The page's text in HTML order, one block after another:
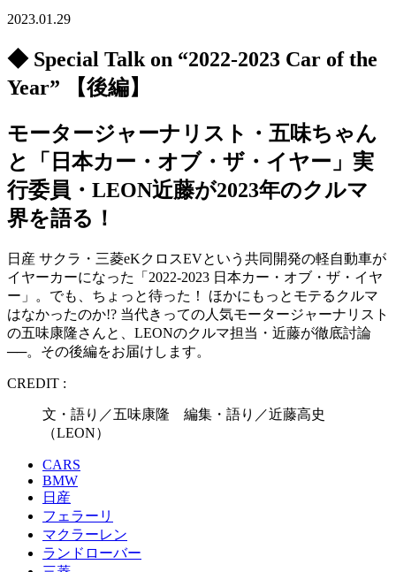
2023.01.29
◆ Special Talk on “2022-2023 Car of the
Year” 【後編】
モータージャーナリスト・五味ちゃん
と「日本カー・オブ・ザ・イヤー」実
行委員・LEON近藤が2023年のクルマ
界を語る！
日産 サクラ・三菱eKクロスEVという共同開発の軽自動車が
イヤーカーになった「2022-2023 日本カー・オブ・ザ・イヤ
ー」。でも、ちょっと待った！ ほかにもっとモテるクルマ
はなかったのか!? 当代きっての人気モータージャーナリスト
の五味康隆さんと、LEONのクルマ担当・近藤が徹底討論
──。その後編をお届けします。
CREDIT :
文・語り／五味康隆 編集・語り／近藤高史
（LEON）
CARS
BMW
日産
フェラーリ
マクラーレン
ランドローバー